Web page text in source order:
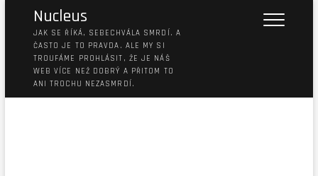
Nucleus
JAK SE ŘÍKÁ, SEBECHVÁLA SMRDÍ. A
ČASTO JE TO PRAVDA. ALE MY SI
TROUFÁME PROHLÁSIT, ŽE JE NÁŠ
WEB VÍCE NEŽ DOBRÝ A PŘITOM TO
ANI TROCHU NEZASMRDÍ.